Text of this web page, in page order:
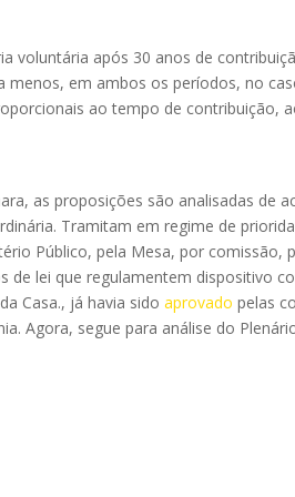
voluntária após 30 anos de
em ambos os períodos, no
ao tempo de contribuição,
as proposições são analisadas de
Tramitam em regime de
Público, pela Mesa, por comissão,
lei que regulamentem dispositivo
Casa., já havia sidoaprovado pelas
Agora, segue para análise do